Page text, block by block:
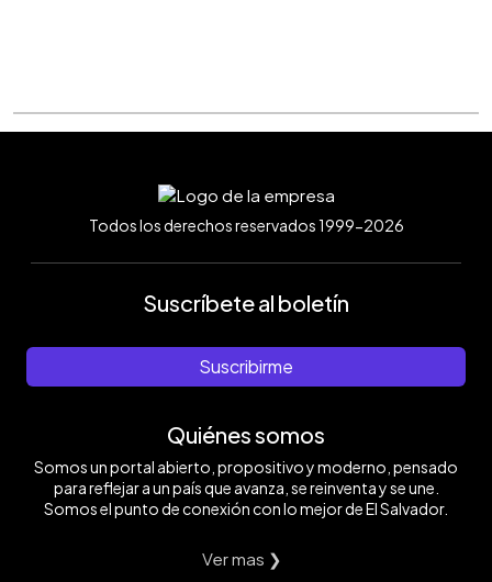
Todos los derechos reservados 1999-2026
Suscríbete al boletín
Suscribirme
Quiénes somos
Somos un portal abierto, propositivo y moderno, pensado
para reflejar a un país que avanza, se reinventa y se une.
Somos el punto de conexión con lo mejor de El Salvador.
Ver mas ❯